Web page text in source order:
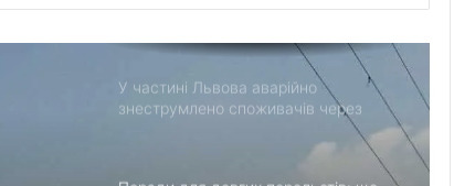
тілом загиблого захисника
У частині Львова аварійно
знеструмлено споживачів через
відключення на мережах 110 кВ